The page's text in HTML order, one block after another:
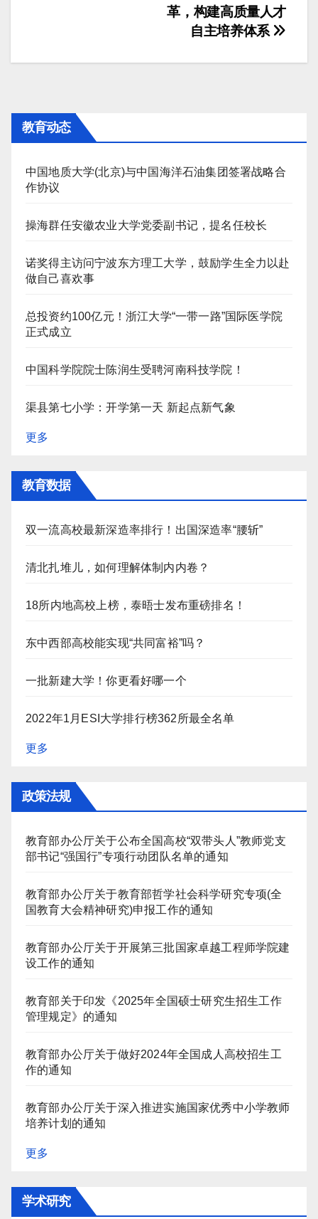
航
革，构建高质量人才
自主培养体系
教育动态
中国地质大学(北京)与中国海洋石油集团签署战略合
作协议
操海群任安徽农业大学党委副书记，提名任校长
诺奖得主访问宁波东方理工大学，鼓励学生全力以赴
做自己喜欢事
总投资约100亿元！浙江大学“一带一路”国际医学院
正式成立
中国科学院院士陈润生受聘河南科技学院！
渠县第七小学：开学第一天 新起点新气象
更多
教育数据
双一流高校最新深造率排行！出国深造率“腰斩”
清北扎堆儿，如何理解体制内内卷？
18所内地高校上榜，泰晤士发布重磅排名！
东中西部高校能实现“共同富裕”吗？
一批新建大学！你更看好哪一个
2022年1月ESI大学排行榜362所最全名单
更多
政策法规
教育部办公厅关于公布全国高校“双带头人”教师党支
部书记“强国行”专项行动团队名单的通知
教育部办公厅关于教育部哲学社会科学研究专项(全
国教育大会精神研究)申报工作的通知
教育部办公厅关于开展第三批国家卓越工程师学院建
设工作的通知
教育部关于印发《2025年全国硕士研究生招生工作
管理规定》的通知
教育部办公厅关于做好2024年全国成人高校招生工
作的通知
教育部办公厅关于深入推进实施国家优秀中小学教师
培养计划的通知
更多
学术研究